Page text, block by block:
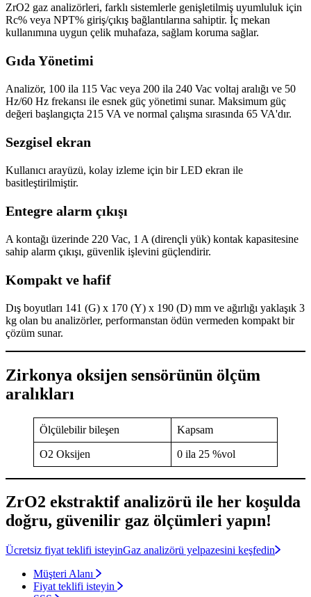
ZrO2 gaz analizörleri, farklı sistemlerle genişletilmiş uyumluluk için
Rc% veya NPT% giriş/çıkış bağlantılarına sahiptir. İç mekan
kullanımına uygun çelik muhafaza, sağlam koruma sağlar.
Gıda Yönetimi
Analizör, 100 ila 115 Vac veya 200 ila 240 Vac voltaj aralığı ve 50
Hz/60 Hz frekansı ile esnek güç yönetimi sunar. Maksimum güç
değeri başlangıçta 215 VA ve normal çalışma sırasında 65 VA'dır.
Sezgisel ekran
Kullanıcı arayüzü, kolay izleme için bir LED ekran ile
basitleştirilmiştir.
Entegre alarm çıkışı
A kontağı üzerinde 220 Vac, 1 A (dirençli yük) kontak kapasitesine
sahip alarm çıkışı, güvenlik işlevini güçlendirir.
Kompakt ve hafif
Dış boyutları 141 (G) x 170 (Y) x 190 (D) mm ve ağırlığı yaklaşık 3
kg olan bu analizörler, performanstan ödün vermeden kompakt bir
çözüm sunar.
Zirkonya oksijen sensörünün ölçüm
aralıkları
Ölçülebilir bileşen Kapsam
O2 Oksijen 0 ila 25 %vol
ZrO2 ekstraktif analizörü ile her koşulda
doğru, güvenilir gaz ölçümleri yapın!
Ücretsiz fiyat teklifi isteyinGaz analizörü yelpazesini keşfedin
Müşteri Alanı
Fiyat teklifi isteyin